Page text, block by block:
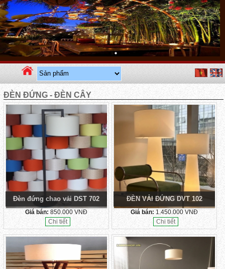
ĐÈN ĐỨNG - ĐÈN CÂY
Đèn đứng chao vải DST 702
Giá bán:850.000 VNĐ
Chi tiết
ĐÈN VẢI ĐỨNG DVT 102
Giá bán:1.450.000 VNĐ
Chi tiết